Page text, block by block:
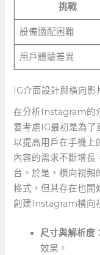
挑戰
設備適配困難
用戶體驗差異
IG介面設計與橫向影
在分析Instagram的
要考慮IG最初是為了
以提高用戶在手機上
內容的需求不斷增
台。於是，橫向視頻
格式，但其存在也開
創建Instagram橫向
尺寸與解析度：
效果。